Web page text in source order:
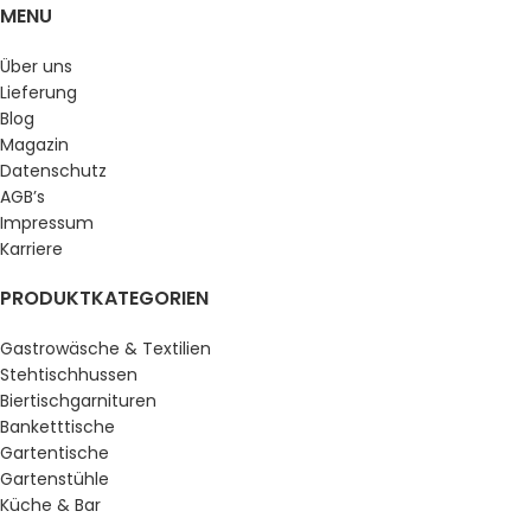
MENU
Über uns
Lieferung
Blog
Magazin
Datenschutz
AGB’s
Impressum
Karriere
PRODUKTKATEGORIEN
Gastrowäsche & Textilien
Stehtischhussen
Biertischgarnituren
Banketttische
Gartentische
Gartenstühle
Küche & Bar